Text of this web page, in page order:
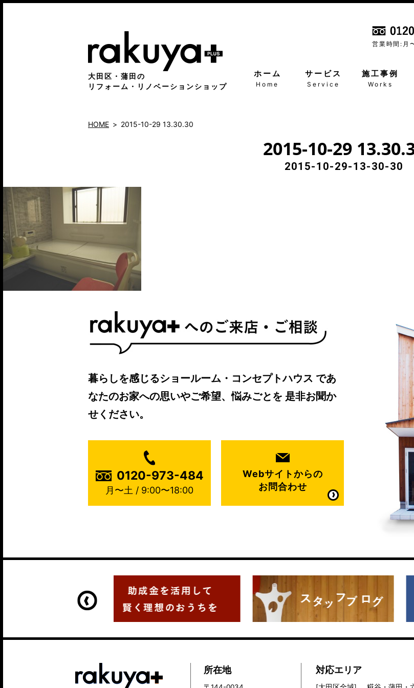
大田区・蒲田の
リフォーム・リノベーションショップ
営業時間:月
ホーム
Home
サービス
Service
施工事例
Works
HOME 2015-10-29 13.30.30
2015-10-29
2015-10-29-13-30-30
暮らしを感じるショールーム・コンセプトハウス であ
なたのお家への思いやご希望、悩みごとを 是非お聞か
せください。
0120-973-484
月〜土 / 9:00〜18:00
Webサイトからの
お問合わせ
所在地 対応エリア